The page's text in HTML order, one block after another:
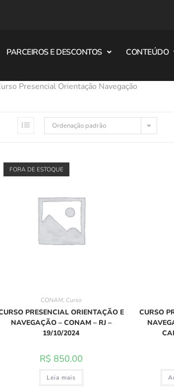
PARCEIROS E DESCONTOS CONTEÚDO
Presencial Orientação Navegação
Ordenação padrão
FORA DE ESTOQUE
CONAM, Curso
PRESENCIAL ORIENTAÇÃO E
NAVEGAÇÃO – CONAM – RJ –
19/10/2024
R$ 850.00
Leia mais
CURSO